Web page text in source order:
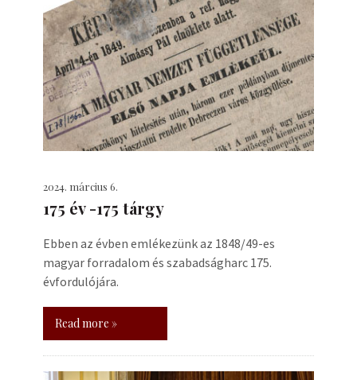
2024. március 6.
175 év -175 tárgy
Ebben az évben emlékezünk az 1848/49-es
magyar forradalom és szabadságharc 175.
évfordulójára.
Read more »